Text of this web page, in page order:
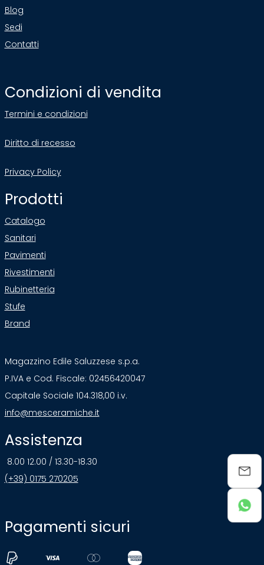
Blog
Sedi
Contatti
Condizioni di vendita
Termini e condizioni
Diritto di recesso
Privacy Policy
Prodotti
Catalogo
Sanitari
Pavimenti
Rivestimenti
Rubinetteria
Stufe
Brand
Magazzino Edile Saluzzese s.p.a.
P.IVA e Cod. Fiscale: 02456420047
Capitale Sociale 104.318,00 i.v.
info@mesceramiche.it
Assistenza
8.00 12.00 / 13.30-18.30
(+39) 0175 270205
Pagamenti sicuri